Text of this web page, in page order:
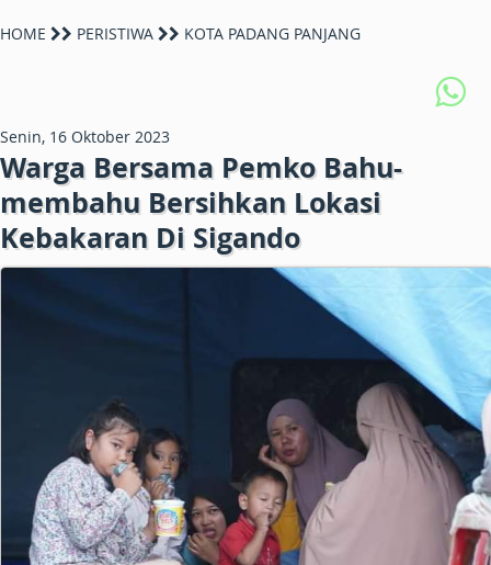
HOME PERISTIWA KOTA PADANG PANJANG
Senin, 16 Oktober 2023
Warga Bersama Pemko Bahu-
membahu Bersihkan Lokasi
Kebakaran Di Sigando